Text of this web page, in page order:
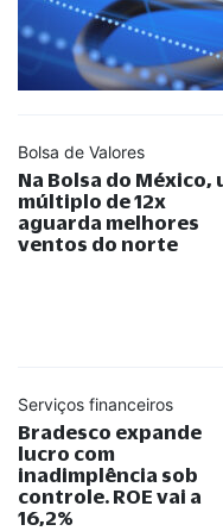
Bolsa de Valores
Na Bolsa do México,
múltiplo de 12x
aguarda melhores
ventos do norte
Serviços financeiros
Bradesco expande
lucro com
inadimplência sob
controle. ROE vai a
16,2%